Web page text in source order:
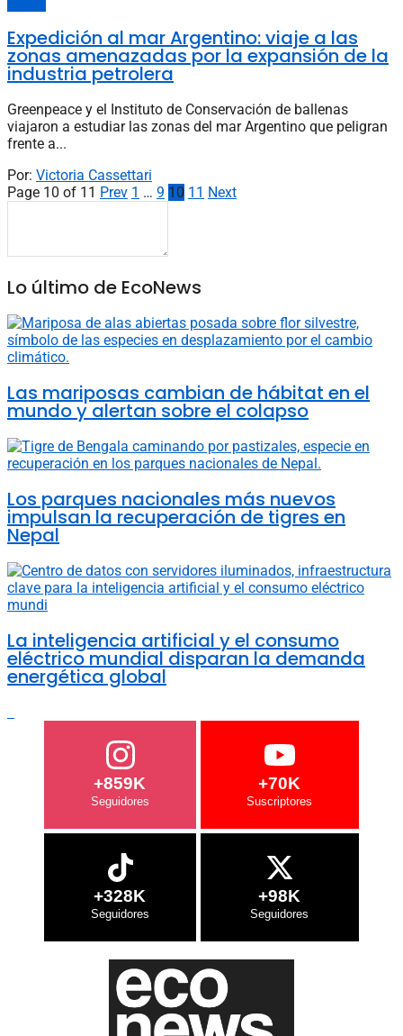
Expedición al mar Argentino: viaje a las
zonas amenazadas por la expansión de la
industria petrolera
Greenpeace y el Instituto de Conservación de ballenas
viajaron a estudiar las zonas del mar Argentino que peligran
frente a...
Por: Victoria Cassettari
Page 10 of 11 Prev 1 … 9 10 11 Next
Lo último de EcoNews
Las mariposas cambian de hábitat en el
mundo y alertan sobre el colapso
Los parques nacionales más nuevos
impulsan la recuperación de tigres en
Nepal
La inteligencia artificial y el consumo
eléctrico mundial disparan la demanda
energética global
+859K +70K
+328K +98K